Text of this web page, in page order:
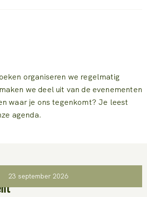
organiseren we regelmatig
we deel uit van de evenementen
waar je ons tegenkomt? Je leest
agenda.
23 september 2026